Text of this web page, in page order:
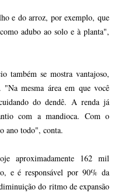
e do arroz, por exemplo, que
adubo ao solo e à planta",
também se mostra vantajoso,
mesma área em que você
do dendê. A renda já
com a mandioca. Com o
ano todo", conta.
aproximadamente 162 mil
e é responsável por 90% da
do ritmo de expansão